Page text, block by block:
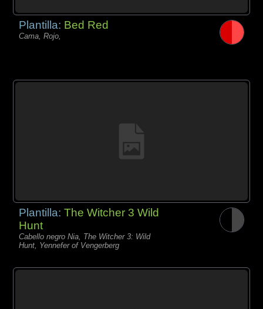
Plantilla: Bed Red
Cama, Rojo,
Plantilla:The Witcher 3 Wild
Hunt
Cabello negro Nia, The Witcher 3: Wild
Hunt, Yennefer of Vengerberg